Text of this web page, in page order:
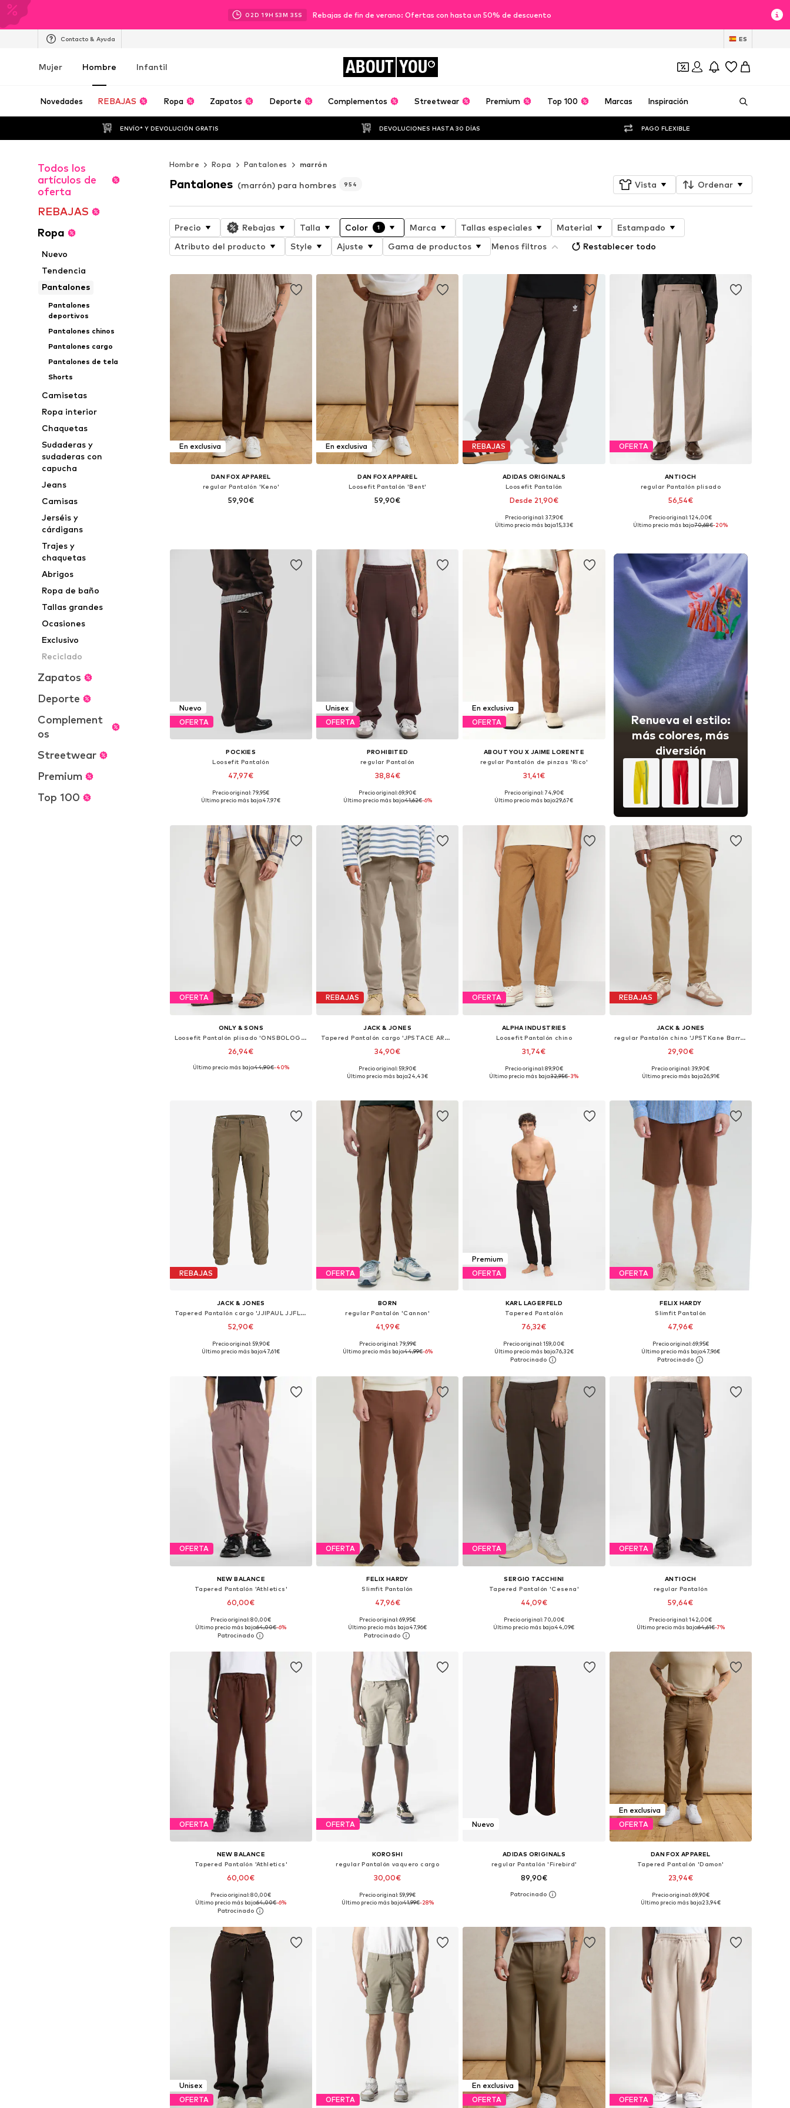
02D 19H 53M 32S Rebajas de fin de verano: Ofertas con hasta un 50% de descuento
Contacto & Ayuda ES
Mujer Hombre Infantil ABOUT YOU
Novedades REBAJAS Ropa Zapatos Deporte Complementos Streetwear Premium Top 100 Marcas Inspiración
ENVÍO* Y DEVOLUCIÓN GRATIS DEVOLUCIONES HASTA 30 DÍAS PAGO FLEXIBLE
Todos los
artículos de
oferta
REBAJAS
Ropa
Nuevo
Tendencia
Pantalones
Pantalones
deportivos
Pantalones chinos
Pantalones cargo
Pantalones de tela
Shorts
Camisetas
Ropa interior
Chaquetas
Sudaderas y
sudaderas con
capucha
Jeans
Camisas
Jerséis y
cárdigans
Trajes y
chaquetas
Abrigos
Ropa de baño
Tallas grandes
Ocasiones
Exclusivo
Reciclado
Zapatos
Deporte
Complement
os
Streetwear
Premium
Top 100
Hombre Ropa Pantalones marrón
Pantalones (marrón) para hombres 954 Vista Ordenar
Precio Rebajas Talla Color 1 Marca Tallas especiales Material
Estampado
Atributo del producto
Style Ajuste Gama de productos Menos filtros Restablecer todo
En exclusiva
DAN FOX APPAREL
regular Pantalón 'Keno'
59,90€
En exclusiva
DAN FOX APPAREL
Loosefit Pantalón 'Bent'
59,90€
REBAJAS
ADIDAS ORIGINALS
Loosefit Pantalón
Desde 21,90€
Disponible en muchas tallas
Precio original: 37,90€
Último precio más bajo:15,33€
OFERTA
ANTIOCH
regular Pantalón plisado
56,54€
Tallas disponibles: 48-50, 50-52
Precio original: 124,00€
Último precio más bajo:70,68€-20%
Nuevo
OFERTA
POCKIES
Loosefit Pantalón
47,97€
Disponible en muchas tallas
Precio original: 79,95€
Último precio más bajo:47,97€
Unisex
OFERTA
PROHIBITED
regular Pantalón
38,84€
Tallas disponibles: 38, 40, 42, 44, 46, 48
Precio original: 69,90€
Último precio más bajo:41,62€-6%
En exclusiva
OFERTA
ABOUT YOU X JAIME LORENTE
regular Pantalón de pinzas 'Rico'
31,41€
Tallas disponibles: 46, 48-50, 50-52
Precio original: 74,90€
Último precio más bajo:29,67€
Renueva el estilo:
más colores, más
diversión
OFERTA
ONLY & SONS
Loosefit Pantalón plisado 'ONSBOLOGNA'
26,94€
Tallas disponibles: 46, 48-50, 50-52, 52-54
Último precio más bajo:44,90€-40%
REBAJAS
JACK & JONES
Tapered Pantalón cargo 'JPSTACE ARTHUR'
34,90€
+1
Disponible en muchas tallas
Precio original: 59,90€
Último precio más bajo:24,43€
OFERTA
ALPHA INDUSTRIES
Loosefit Pantalón chino
31,74€
Tallas disponibles: 30, 31, 32, 33, 34, 36
Precio original: 89,90€
Último precio más bajo:32,95€-3%
REBAJAS
JACK & JONES
regular Pantalón chino 'JPSTKane Barret'
29,90€
+3
Disponible en muchas tallas
Precio original: 39,90€
Último precio más bajo:26,91€
REBAJAS
JACK & JONES
Tapered Pantalón cargo 'JJIPAUL JJFLAKE'
52,90€
+12
Disponible en muchas tallas
Precio original: 59,90€
Último precio más bajo:47,61€
OFERTA
BORN
regular Pantalón 'Cannon'
41,99€
Precio original: 79,99€
Último precio más bajo:44,99€-6%
Premium
OFERTA
KARL LAGERFELD
Tapered Pantalón
76,32€
Disponible en muchas tallas
Añadir a la cesta
Precio original: 159,00€
Último precio más bajo:76,32€
OFERTA
FELIX HARDY
Slimfit Pantalón
47,96€
Tallas disponibles: 30, 31, 32, 33, 34, 36
Añadir a la cesta
Precio original: 69,95€
Último precio más bajo:47,96€
OFERTA
NEW BALANCE
Tapered Pantalón 'Athletics'
60,00€
Tallas disponibles: 29-30, 31-32, 33, 34
Añadir a la cesta
Precio original: 80,00€
Último precio más bajo:64,00€-6%
OFERTA
FELIX HARDY
Slimfit Pantalón
47,96€
Tallas disponibles: 30, 31, 32, 33, 34, 36
Añadir a la cesta
Precio original: 69,95€
Último precio más bajo:47,96€
OFERTA
SERGIO TACCHINI
Tapered Pantalón 'Cesena'
44,09€
Disponible en muchas tallas
Precio original: 70,00€
Último precio más bajo:44,09€
OFERTA
ANTIOCH
regular Pantalón
59,64€
Tallas disponibles: 31-32, 33, 34, 35-36
Precio original: 142,00€
Último precio más bajo:64,61€-7%
OFERTA
NEW BALANCE
Tapered Pantalón 'Athletics'
60,00€
Disponible en muchas tallas
Añadir a la cesta
Precio original: 80,00€
Último precio más bajo:64,00€-6%
OFERTA
KOROSHI
regular Pantalón vaquero cargo
30,00€
Tallas disponibles: 28, 30, 32, 34, 36, 38
Precio original: 59,99€
Último precio más bajo:41,99€-28%
Nuevo
ADIDAS ORIGINALS
regular Pantalón 'Firebird'
89,90€
Disponible en muchas tallas
En exclusiva
OFERTA
DAN FOX APPAREL
Tapered Pantalón 'Damon'
23,94€
Disponible en muchas tallas
Precio original: 69,90€
Último precio más bajo:23,94€
Unisex
OFERTA
OFERTA
En exclusiva
OFERTA
OFERTA